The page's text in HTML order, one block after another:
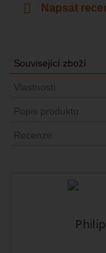
Napsat
Související zboží
Vlastnosti
Popis produktu
Recenze